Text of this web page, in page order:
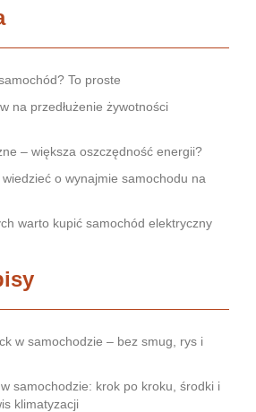
To proste
na przedłużenie żywotności
– większa oszczędność energii?
o wynajmie samochodu na
warto kupić samochód elektryczny
w samochodzie – bez smug, rys i
samochodzie: krok po kroku, środki i
klimatyzacji